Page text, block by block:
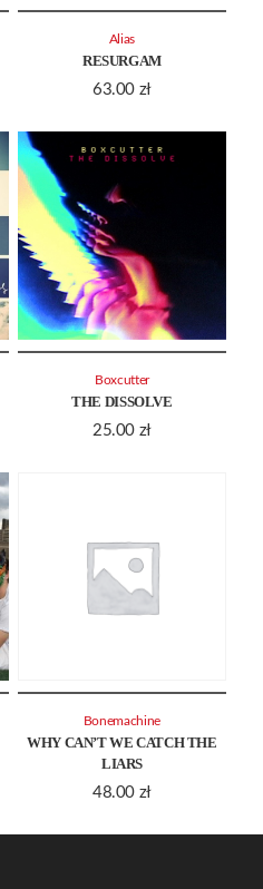
RESURGAM
63.00 zł
Alias
THE DISSOLVE
25.00 zł
Boxcutter
WHY CAN’T WE CATCH THE
LIARS
48.00 zł
Bonemachine